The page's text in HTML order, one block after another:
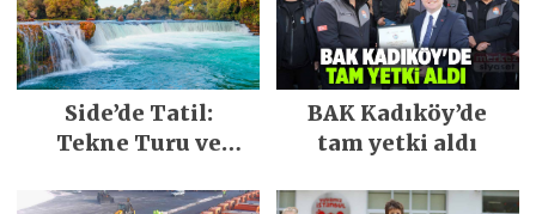
Side’de Tatil:
Tekne Turu ve
BAK Kadıköy’de
tam yetki aldı